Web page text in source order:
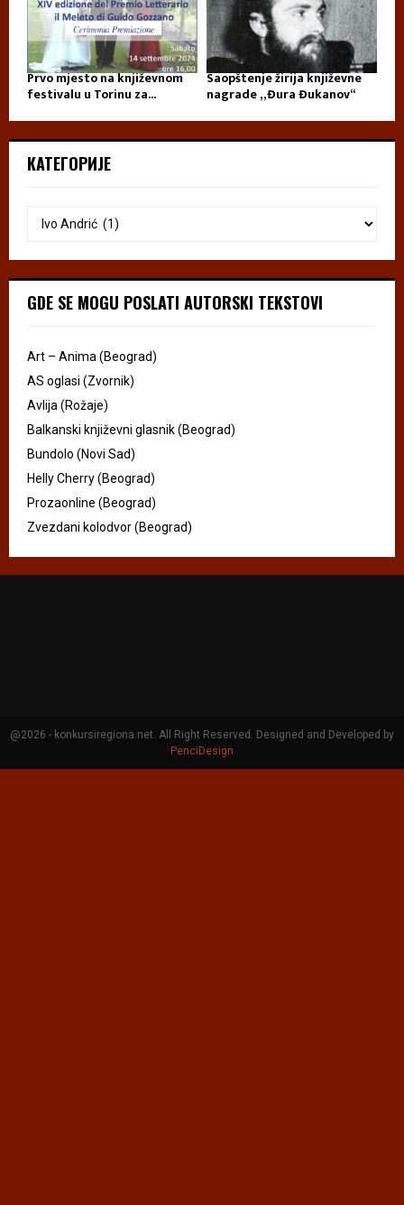
Prvo mjesto na književnom
festivalu u Torinu za...
Saopštenje žirija književne
nagrade „Đura Đukanov“
КАТЕГОРИЈЕ
GDE SE MOGU POSLATI AUTORSKI TEKSTOVI
Art – Anima (Beograd)
AS oglasi (Zvornik)
Avlija (Rožaje)
Balkanski književni glasnik (Beograd)
Bundolo (Novi Sad)
Helly Cherry (Beograd)
Prozaonline (Beograd)
Zvezdani kolodvor (Beograd)
@2026 - konkursiregiona.net. All Right Reserved. Designed and Developed by
PenciDesign